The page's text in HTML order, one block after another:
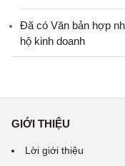
Đã có Văn bản hợp
hộ kinh doanh
GIỚI THIỆU
Lời giới thiệu